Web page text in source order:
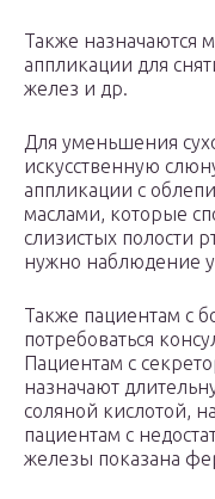
Также назначаются
аппликации для
желез и др.
Для уменьшения
искусственную
аппликации с
маслами, которые
слизистых полости
нужно наблюдение у
Также пациентам с
потребоваться
Пациентам с
назначают
соляной кислотой,
пациентам с
железы показана